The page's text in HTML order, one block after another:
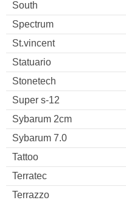
South
Spectrum
St.vincent
Statuario
Stonetech
Super s-12
Sybarum 2cm
Sybarum 7.0
Tattoo
Terratec
Terrazzo